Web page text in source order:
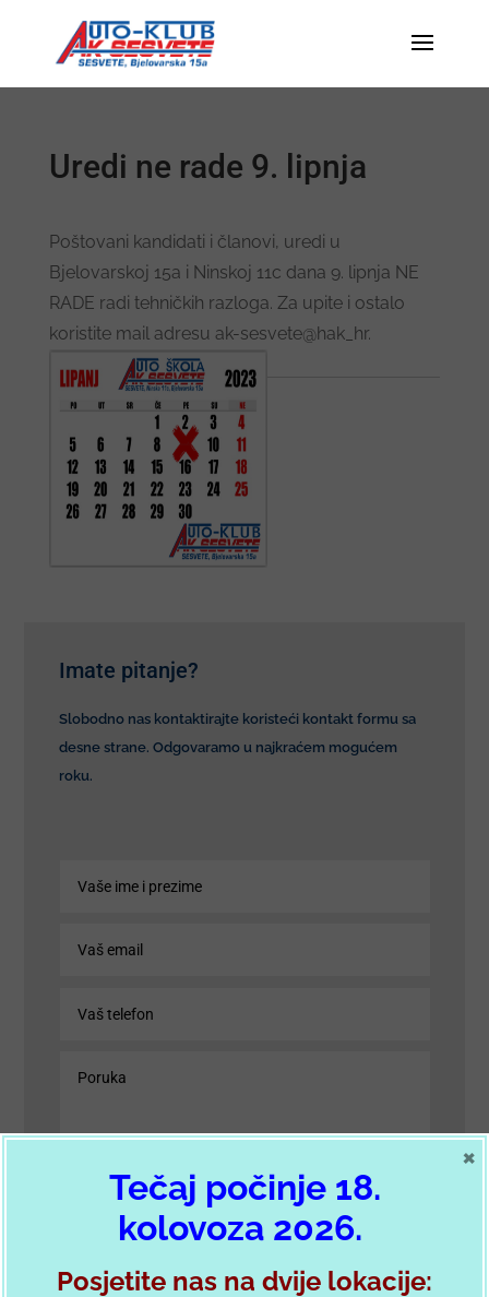
Uredi ne rade 9. lipnja
Poštovani kandidati i članovi, uredi u
Bjelovarskoj 15a i Ninskoj 11c dana 9. lipnja NE
RADE radi tehničkih razloga. Za upite i ostalo
koristite mail adresu ak-sesvete@hak_hr.
Imate pitanje?
Slobodno nas kontaktirajte koristeći kontakt formu sa
desne strane. Odgovaramo u najkraćem mogućem
roku.
Tečaj počinje 18.
kolovoza 2026.
Posjetite nas na dvije lokacije:
×